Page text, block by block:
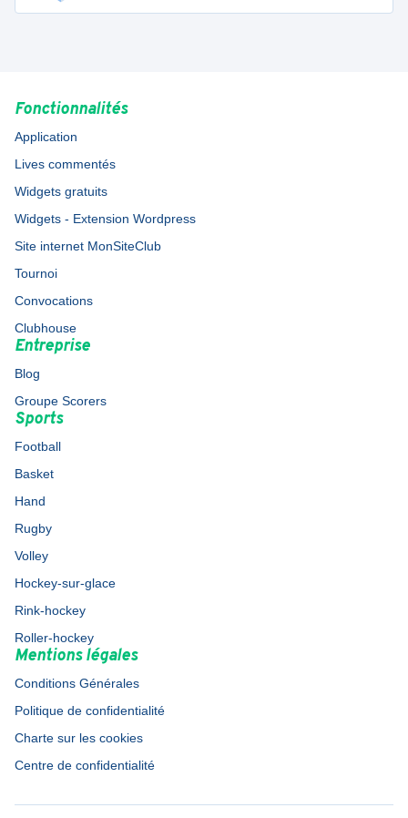
Fonctionnalités
Application
Lives commentés
Widgets gratuits
Widgets - Extension Wordpress
Site internet MonSiteClub
Tournoi
Convocations
Clubhouse
Entreprise
Blog
Groupe Scorers
Sports
Football
Basket
Hand
Rugby
Volley
Hockey-sur-glace
Rink-hockey
Roller-hockey
Mentions légales
Conditions Générales
Politique de confidentialité
Charte sur les cookies
Centre de confidentialité